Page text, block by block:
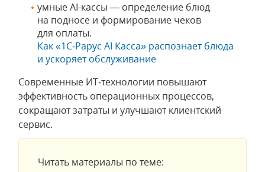
умные АI-кассы — определение блюд
на подносе и формирование чеков
для оплаты.
Как «1С‑Рарус AI Касса» распознает блюда
и ускоряет обслуживание
Современные ИТ‑технологии повышают
эффективность операционных процессов,
сокращают затраты и улучшают клиентский
сервис.
Читать материалы по теме: